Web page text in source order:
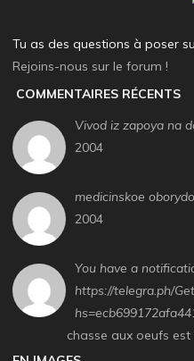
Tu as des questions à poser
Rejoins-nous sur le forum !
COMMENTAIRES RÉCENTS
Vivod iz zapoya na
2004
medicinskoe
2004
You have a
https://telegra.ph/
chasse aux oeufs est